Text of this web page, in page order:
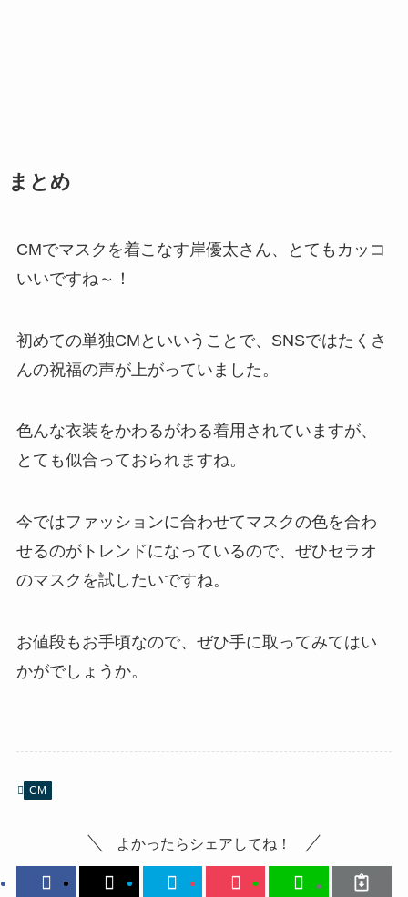
まとめ
CMでマスクを着こなす岸優太さん、とてもカッコ
いいですね～！
初めての単独CMといいうことで、SNSではたくさ
んの祝福の声が上がっていました。
色んな衣装をかわるがわる着用されていますが、
とても似合っておられますね。
今ではファッションに合わせてマスクの色を合わ
せるのがトレンドになっているので、ぜひセラオ
のマスクを試したいですね。
お値段もお手頃なので、ぜひ手に取ってみてはい
かがでしょうか。
CM
よかったらシェアしてね！